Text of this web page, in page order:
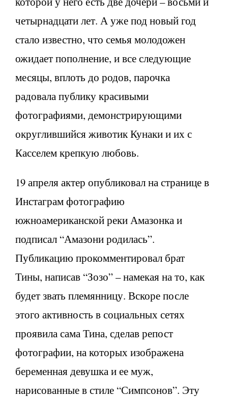
четырнадцати лет. А уже под новый год
стало известно, что семья молодожен
ожидает пополнение, и все следующие
месяцы, вплоть до родов, парочка
радовала публику красивыми
фотографиями, демонстрирующими
округлившийся животик Кунаки и их с
Касселем крепкую любовь.
19 апреля актер опубликовал на странице в
Инстаграм фотографию
южноамериканской реки Амазонка и
подписал “Амазони родилась”.
Публикацию прокомментировал брат
Тины, написав “Зозо” – намекая на то, как
будет звать племянницу. Вскоре после
этого активность в социальных сетях
проявила сама Тина, сделав репост
фотографии, на которых изображена
беременная девушка и ее муж,
нарисованные в стиле “Симпсонов”. Эту